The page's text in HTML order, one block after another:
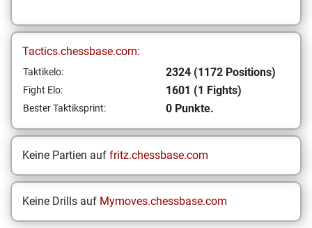
Tactics.chessbase.com:
Taktikelo: 2324 (1172 Positions)
Fight Elo: 1601 (1 Fights)
Bester Taktiksprint: 0 Punkte.
Keine Partien auf fritz.chessbase.com
Keine Drills auf Mymoves.chessbase.com